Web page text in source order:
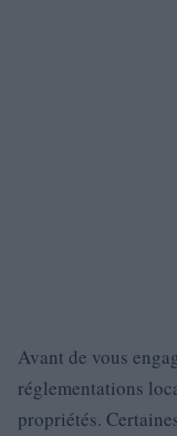
Avant de vous
réglementations
propriétés.